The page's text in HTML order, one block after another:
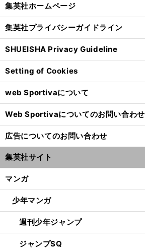
集英社ホームページ
集英社プライバシーガイドライン
SHUEISHA Privacy Guideline
Setting of Cookies
web Sportivaについて
Web Sportivaについてのお問い合わせ
広告についてのお問い合わせ
集英社サイト
マンガ
少年マンガ
週刊少年ジャンプ
ジャンプSQ